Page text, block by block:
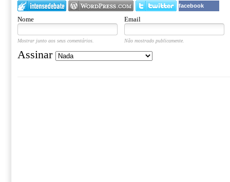
facebook
Nome Email
Mostrar junto aos seus comentários. Não mostrado publicamente.
Assinar